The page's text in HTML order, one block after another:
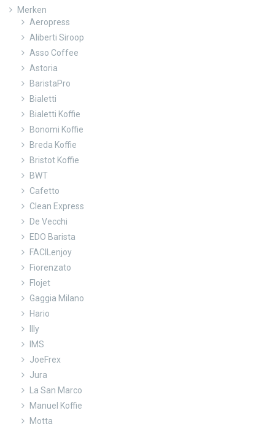
Merken
Aeropress
Aliberti Siroop
Asso Coffee
Astoria
BaristaPro
Bialetti
Bialetti Koffie
Bonomi Koffie
Breda Koffie
Bristot Koffie
BWT
Cafetto
Clean Express
De Vecchi
EDO Barista
FACILenjoy
Fiorenzato
Flojet
Gaggia Milano
Hario
Illy
IMS
JoeFrex
Jura
La San Marco
Manuel Koffie
Motta